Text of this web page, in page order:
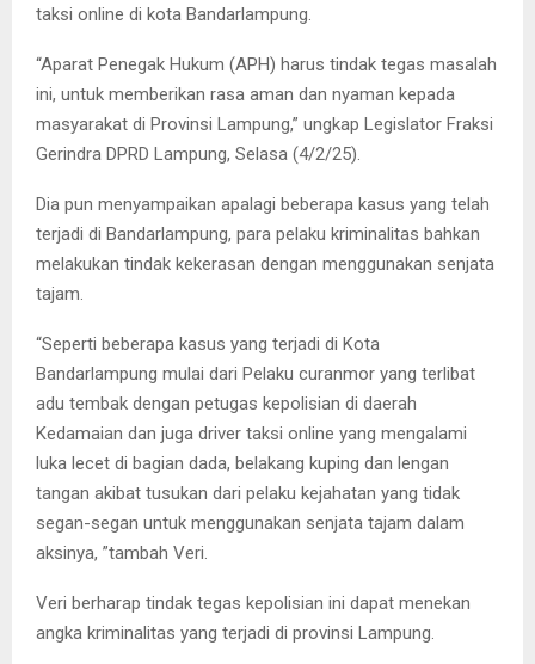
taksi online di kota Bandarlampung.
“Aparat Penegak Hukum (APH) harus tindak tegas masalah
ini, untuk memberikan rasa aman dan nyaman kepada
masyarakat di Provinsi Lampung,” ungkap Legislator Fraksi
Gerindra DPRD Lampung, Selasa (4/2/25).
Dia pun menyampaikan apalagi beberapa kasus yang telah
terjadi di Bandarlampung, para pelaku kriminalitas bahkan
melakukan tindak kekerasan dengan menggunakan senjata
tajam.
“Seperti beberapa kasus yang terjadi di Kota
Bandarlampung mulai dari Pelaku curanmor yang terlibat
adu tembak dengan petugas kepolisian di daerah
Kedamaian dan juga driver taksi online yang mengalami
luka lecet di bagian dada, belakang kuping dan lengan
tangan akibat tusukan dari pelaku kejahatan yang tidak
segan-segan untuk menggunakan senjata tajam dalam
aksinya, ”tambah Veri.
Veri berharap tindak tegas kepolisian ini dapat menekan
angka kriminalitas yang terjadi di provinsi Lampung.